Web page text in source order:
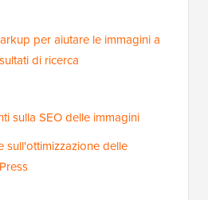
per aiutare le immagini a
di ricerca
sulla SEO delle immagini
sull'ottimizzazione delle